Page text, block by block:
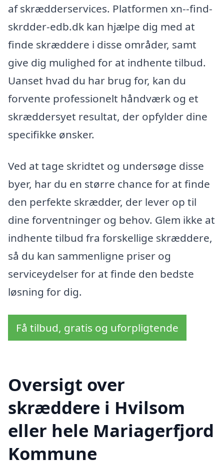
af skrædderservices. Platformen xn--find-
skrdder-edb.dk kan hjælpe dig med at
finde skræddere i disse områder, samt
give dig mulighed for at indhente tilbud.
Uanset hvad du har brug for, kan du
forvente professionelt håndværk og et
skræddersyet resultat, der opfylder dine
specifikke ønsker.
Ved at tage skridtet og undersøge disse
byer, har du en større chance for at finde
den perfekte skrædder, der lever op til
dine forventninger og behov. Glem ikke at
indhente tilbud fra forskellige skræddere,
så du kan sammenligne priser og
serviceydelser for at finde den bedste
løsning for dig.
Få tilbud, gratis og uforpligtende
Oversigt over
skræddere i Hvilsom
eller hele Mariagerfjord
Kommune